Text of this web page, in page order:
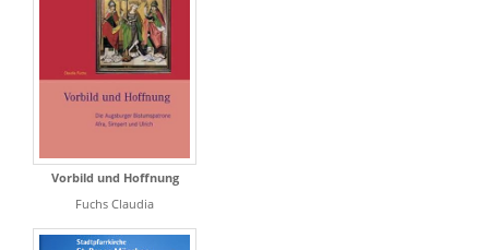
Vorbild und Hoffnung
Fuchs Claudia